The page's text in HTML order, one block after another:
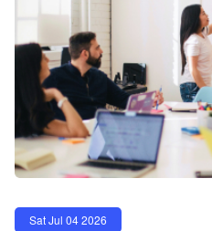
Sat Jul 04 2026